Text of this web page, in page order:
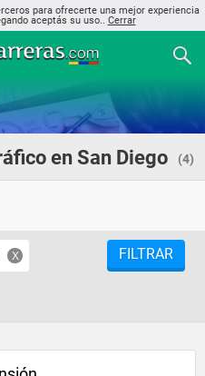
para ofrecerte una mejor experiencia
aceptás su uso.. Cerrar
en San Diego (4)
FILTRAR